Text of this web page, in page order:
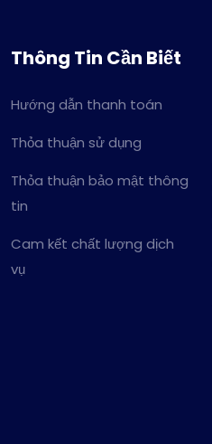
Thông Tin Cần Biết
Hướng dẫn thanh toán
Thỏa thuận sử dụng
Thỏa thuận bảo mật thông
tin
Cam kết chất lượng dịch
vụ